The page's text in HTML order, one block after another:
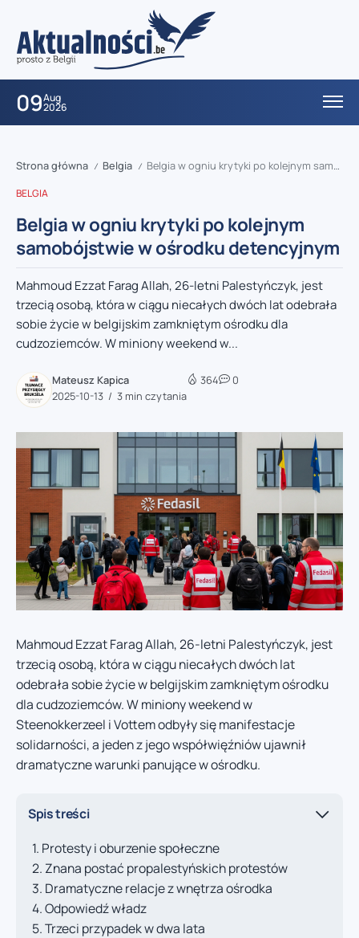
09Aug
2026
Strona główna / Belgia / Belgia w ogniu krytyki po kolejnym samobójstwie w ośrodku detencyjnym
BELGIA
Belgia w ogniu krytyki po kolejnym
samobójstwie w ośrodku detencyjnym
Mahmoud Ezzat Farag Allah, 26-letni Palestyńczyk, jest
trzecią osobą, która w ciągu niecałych dwóch lat odebrała
sobie życie w belgijskim zamkniętym ośrodku dla
cudzoziemców. W miniony weekend w...
Mateusz Kapica
2025-10-13
3 min czytania
364 0
Mahmoud Ezzat Farag Allah, 26-letni Palestyńczyk, jest
trzecią osobą, która w ciągu niecałych dwóch lat
odebrała sobie życie w belgijskim zamkniętym ośrodku
dla cudzoziemców. W miniony weekend w
Steenokkerzeel i Vottem odbyły się manifestacje
solidarności, a jeden z jego współwięźniów ujawnił
dramatyczne warunki panujące w ośrodku.
Spis treści
Protesty i oburzenie społeczne
Znana postać propalestyńskich protestów
Dramatyczne relacje z wnętrza ośrodka
Odpowiedź władz
Trzeci przypadek w dwa lata